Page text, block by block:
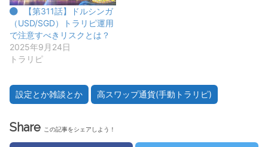
【第311話】ドルシンガ
（USD/SGD）トラリピ運用
で注意すべきリスクとは？
2025年9月24日
トラリピ
設定とか雑談とか 高スワップ通貨(手動トラリピ)
Share この記事をシェアしよう！